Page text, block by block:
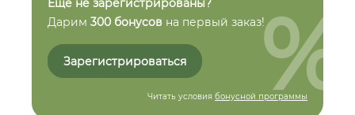
Ещё не зарегистрированы?
Дарим 300 бонусов на первый заказ!
Зарегистрироваться
Читать условия бонусной программы
%